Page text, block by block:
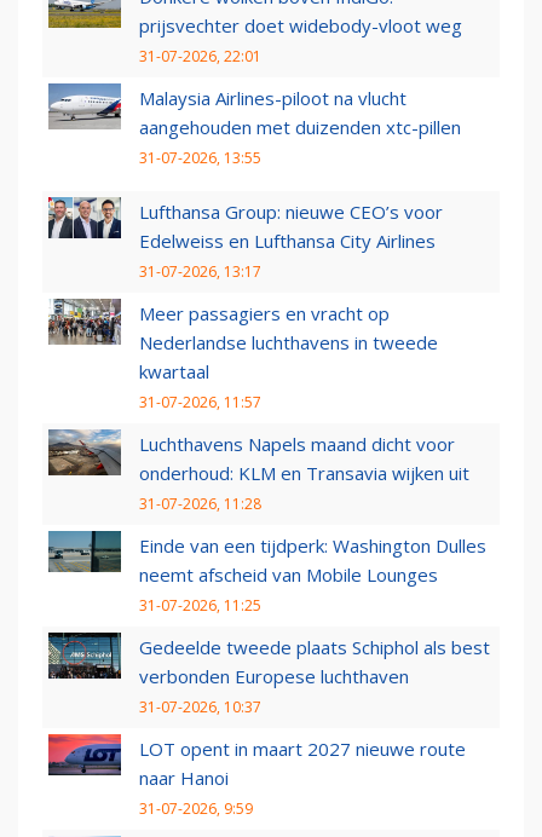
prijsvechter doet widebody-vloot weg
31-07-2026, 22:01
Malaysia Airlines-piloot na vlucht
aangehouden met duizenden xtc-pillen
31-07-2026, 13:55
Lufthansa Group: nieuwe CEO’s voor
Edelweiss en Lufthansa City Airlines
31-07-2026, 13:17
Meer passagiers en vracht op
Nederlandse luchthavens in tweede
kwartaal
31-07-2026, 11:57
Luchthavens Napels maand dicht voor
onderhoud: KLM en Transavia wijken uit
31-07-2026, 11:28
Einde van een tijdperk: Washington Dulles
neemt afscheid van Mobile Lounges
31-07-2026, 11:25
Gedeelde tweede plaats Schiphol als best
verbonden Europese luchthaven
31-07-2026, 10:37
LOT opent in maart 2027 nieuwe route
naar Hanoi
31-07-2026, 9:59